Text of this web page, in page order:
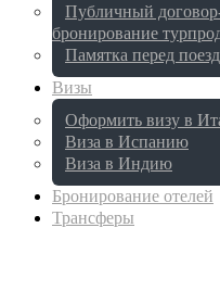
Публичный
бронирование
Памятка перед
Визы
Оформить визу в
Виза в Испанию
Виза в Индию
Бронирование отелей
Трансферы